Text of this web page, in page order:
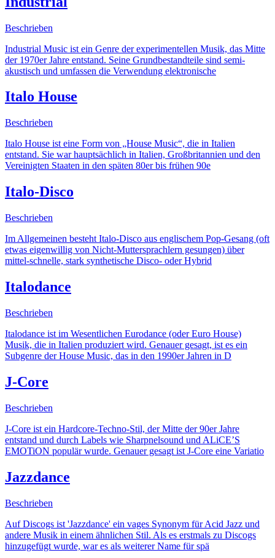
Beschrieben
Industrial Music ist ein Genre der experimentellen Musik, das Mitte
der 1970er Jahre entstand. Seine Grundbestandteile sind semi-
akustisch und umfassen die Verwendung elektronische
Italo House
Beschrieben
Italo House ist eine Form von „House Music“, die in Italien
entstand. Sie war hauptsächlich in Italien, Großbritannien und den
Vereinigten Staaten in den späten 80er bis frühen 90e
Italo-Disco
Beschrieben
Im Allgemeinen besteht Italo-Disco aus englischem Pop-Gesang (oft
etwas eigenwillig von Nicht-Muttersprachlern gesungen) über
mittel-schnelle, stark synthetische Disco- oder Hybrid
Italodance
Beschrieben
Italodance ist im Wesentlichen Eurodance (oder Euro House)
Musik, die in Italien produziert wird. Genauer gesagt, ist es ein
Subgenre der House Music, das in den 1990er Jahren in D
J-Core
Beschrieben
J-Core ist ein Hardcore-Techno-Stil, der Mitte der 90er Jahre
entstand und durch Labels wie Sharpnelsound und ALiCE’S
EMOTiON populär wurde. Genauer gesagt ist J-Core eine Variatio
Jazzdance
Beschrieben
Auf Discogs ist 'Jazzdance' ein vages Synonym für Acid Jazz und
andere Musik in einem ähnlichen Stil. Als es erstmals zu Discogs
hinzugefügt wurde, war es als weiterer Name für spä